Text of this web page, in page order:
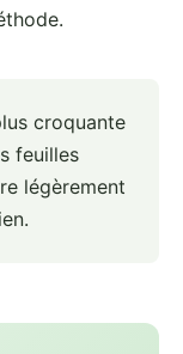
croquante
feuilles
légèrement